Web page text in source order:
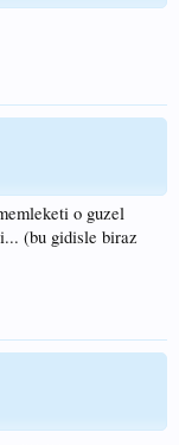
o guzel
(bu gidisle biraz